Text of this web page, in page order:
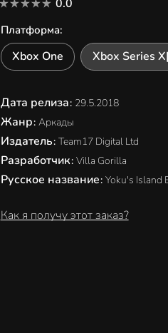
0.0
Платформа:
Xbox One Xbox Series
Дата релиза: 29.5.2018
Жанр: Аркады
Издатель: Team17 Digital Ltd
Разработчик: Villa Gorilla
Русское название: Yoku's Island
Как я получу этот заказ?